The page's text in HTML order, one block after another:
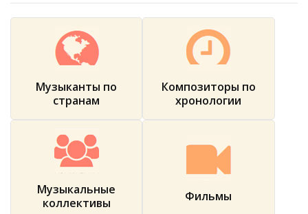
Музыканты по
странам
Композиторы по
хронологии
Музыкальные
коллективы
Фильмы